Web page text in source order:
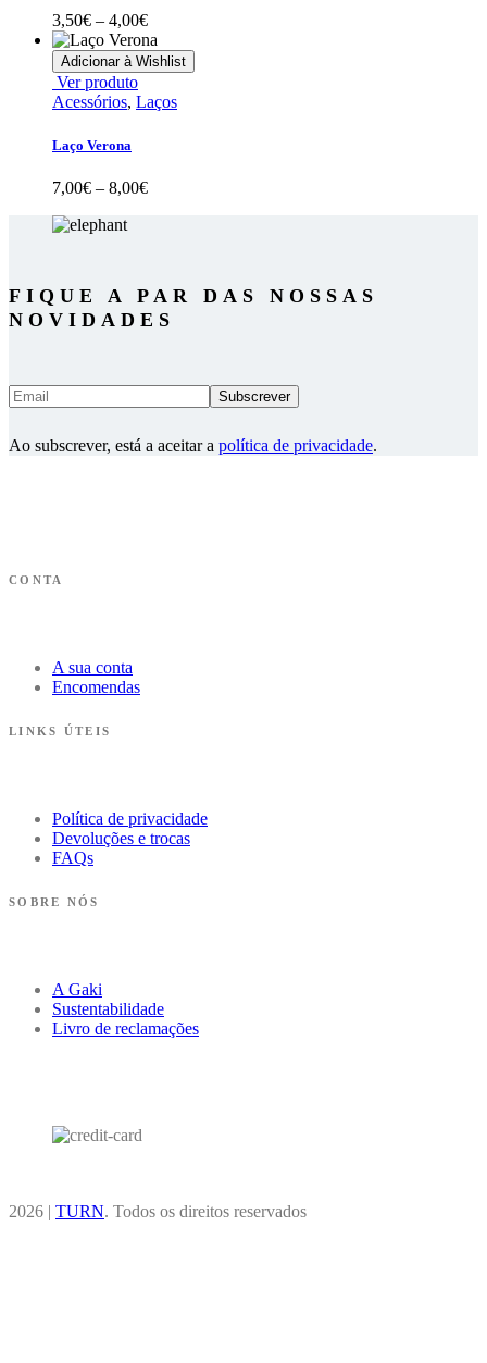
The
options
may
be
chosen
on
3,50€ – 4,00€Price
range:
3,50€
through
4,00€
Adicionar à Wishlist
Ver produtoThis
product
The
options
the
product
Acessórios, Laços
Laço Verona
7,00€ – 8,00€Price
FIQUE A PAR DAS NOSSAS
NOVIDADES
Ao subscrever, está a aceitar a política de privacidade.
CONTA
A sua conta
Encomendas
LINKS ÚTEIS
Política de privacidade
Devoluções e trocas
FAQs
SOBRE NÓS
A Gaki
Sustentabilidade
Livro de reclamações
2026 | TURN. Todos os direitos reservados